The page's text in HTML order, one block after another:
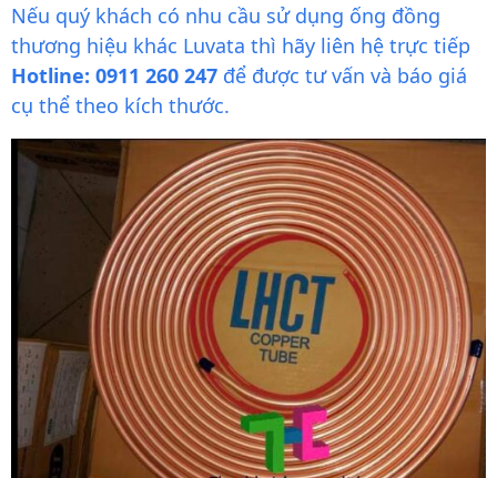
Nếu quý khách có nhu cầu sử dụng ống đồng
thương hiệu khác Luvata thì hãy liên hệ trực tiếp
Hotline: 0911 260 247 để được tư vấn và báo giá
cụ thể theo kích thước.